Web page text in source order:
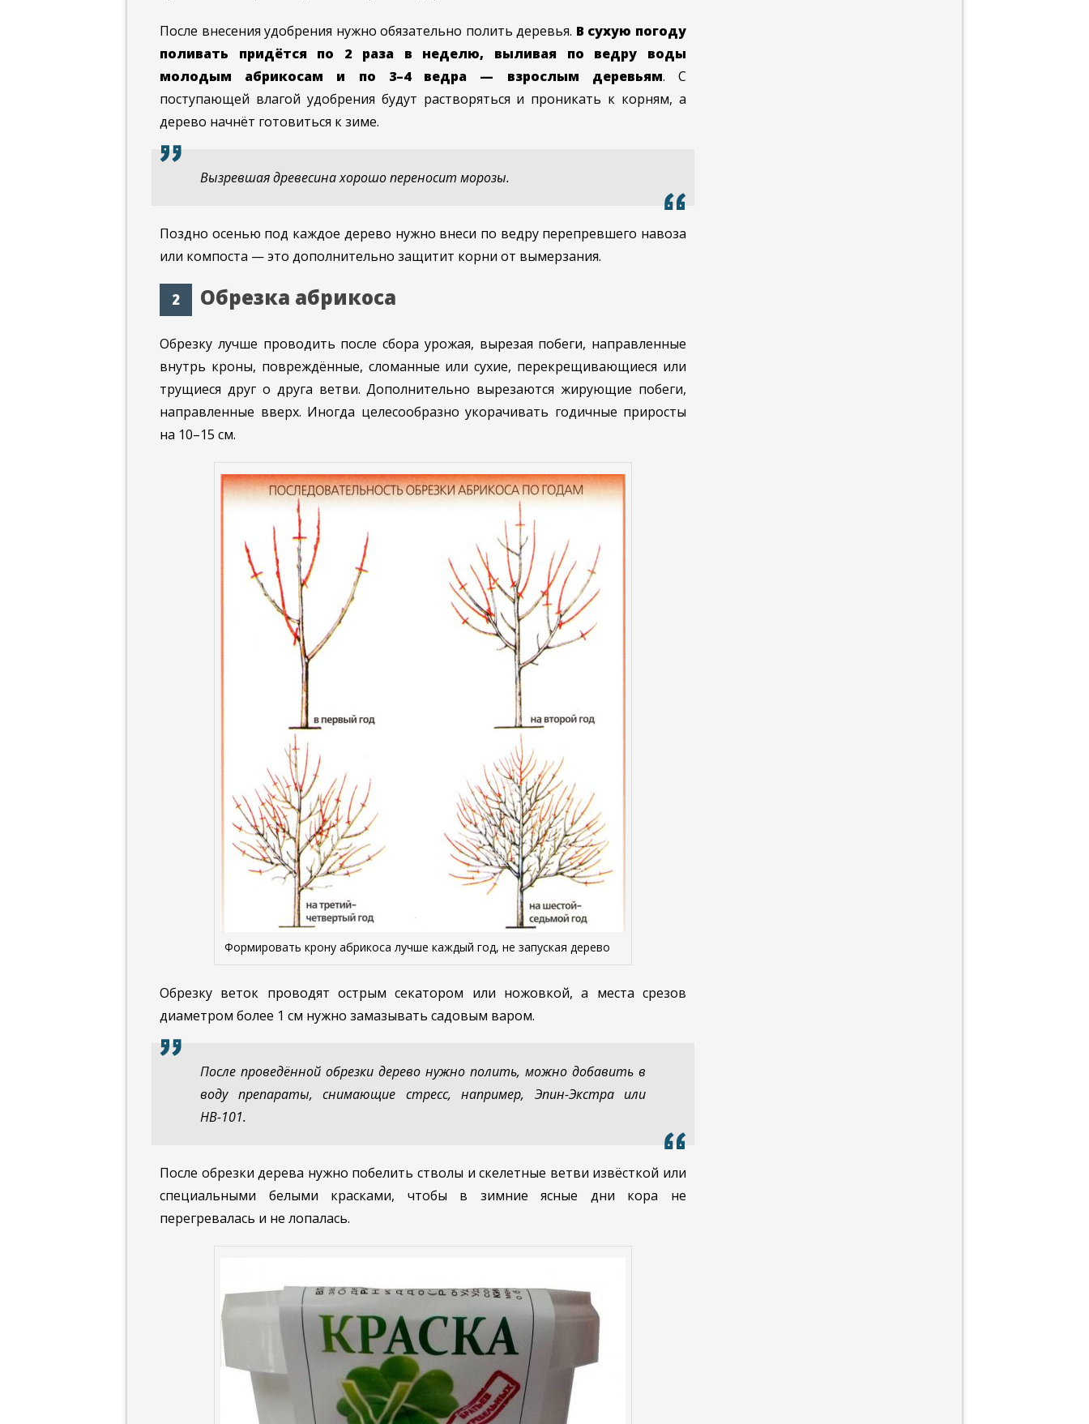
После внесения удобрения нужно обязательно полить деревья. В сухую погоду
поливать придётся по 2 раза в неделю, выливая по ведру воды
молодым абрикосам и по 3–4 ведра — взрослым деревьям. С
поступающей влагой удобрения будут растворяться и проникать к корням, а
дерево начнёт готовиться к зиме.
Вызревшая древесина хорошо переносит морозы.
Поздно осенью под каждое дерево нужно внеси по ведру перепревшего навоза
или компоста — это дополнительно защитит корни от вымерзания.
Обрезка абрикоса
Обрезку лучше проводить после сбора урожая, вырезая побеги, направленные
внутрь кроны, повреждённые, сломанные или сухие, перекрещивающиеся или
трущиеся друг о друга ветви. Дополнительно вырезаются жирующие побеги,
направленные вверх. Иногда целесообразно укорачивать годичные приросты
на 10–15 см.
Формировать крону абрикоса лучше каждый год, не запуская дерево
Обрезку веток проводят острым секатором или ножовкой, а места срезов
диаметром более 1 см нужно замазывать садовым варом.
После проведённой обрезки дерево нужно полить, можно добавить в
воду препараты, снимающие стресс, например, Эпин-Экстра или
НВ-101.
После обрезки дерева нужно побелить стволы и скелетные ветви извёсткой или
специальными белыми красками, чтобы в зимние ясные дни кора не
перегревалась и не лопалась.